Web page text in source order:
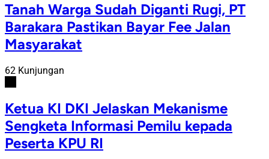
Tanah Warga Sudah Diganti Rugi, PT
Barakara Pastikan Bayar Fee Jalan
Masyarakat
62 Kunjungan
Ketua KI DKI Jelaskan Mekanisme
Sengketa Informasi Pemilu kepada
Peserta KPU RI